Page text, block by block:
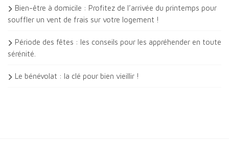
Bien-être à domicile : Profitez de l’arrivée du printemps pour
souffler un vent de frais sur votre logement !
Période des fêtes : les conseils pour les appréhender en toute
sérénité.
Le bénévolat : la clé pour bien vieillir !